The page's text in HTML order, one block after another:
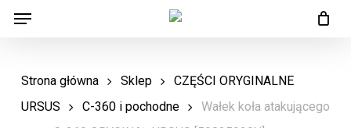
Skip
content
Menu
Strona główna Sklep
CZĘŚCI ORYGINALNE
URSUS
C-360 i pochodne
Wałek koła atakującego
Menu